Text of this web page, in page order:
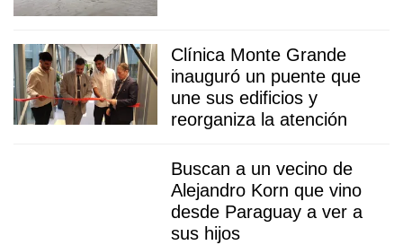
Clínica Monte Grande
inauguró un puente que
une sus edificios y
reorganiza la atención
Buscan a un vecino de
Alejandro Korn que vino
desde Paraguay a ver a
sus hijos